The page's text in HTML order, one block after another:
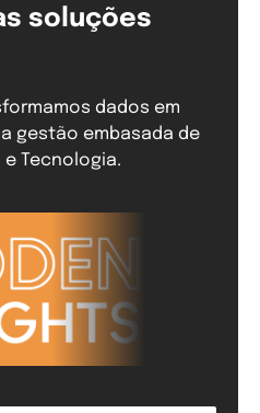
soluções
dados em
gestão embasada de
Tecnologia.